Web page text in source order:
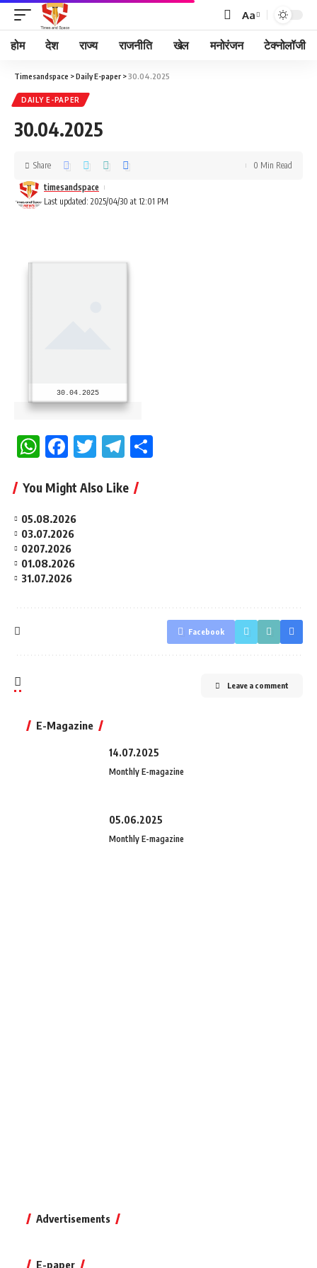
Aa
होम देश राज्य राजनीति खेल मनोरंजन टेक्नोलॉजी
Timesandspace >Daily E-paper >30.04.2025
DAILY E-PAPER
30.04.2025
Last updated: 2025/04/30 at 12:01 PM
timesandspace
Share 0 Min Read
30.04.2025
WhatsApp
Facebook
TwitterTelegram
You Might Also Like
05.08.2026
03.07.2026
0207.2026
01.08.2026
31.07.2026
Facebook
Leave a comment
E-Magazine
14.07.2025
Monthly E-magazine
05.06.2025
Monthly E-magazine
Advertisements
E-paper